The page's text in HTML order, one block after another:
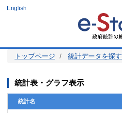
ツ
English
トップページ 統計データを探す
統計表・グラフ表示
統計名